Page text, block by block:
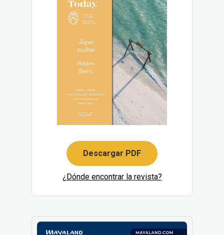
Descargar PDF
¿Dónde encontrar la revista?